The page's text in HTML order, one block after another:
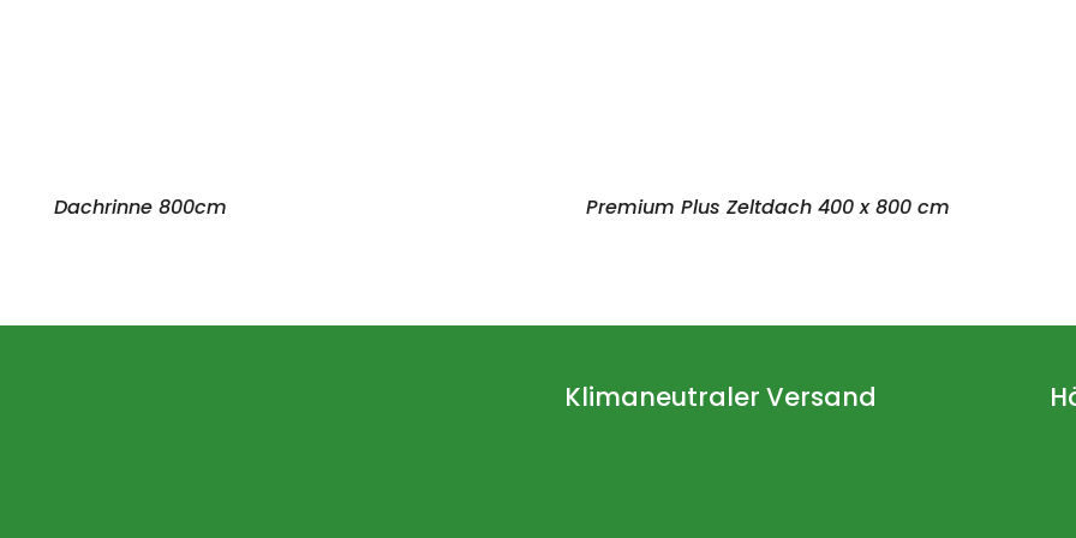
Dachrinne 800cm Premium Plus Zeltdach 400 x 800 cm
Klimaneutraler Versand